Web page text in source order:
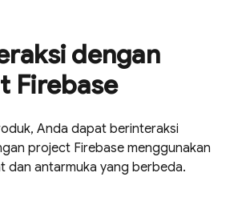
dengan
Firebase
Anda dapat berinteraksi
project Firebase menggunakan
dan antarmuka yang berbeda.